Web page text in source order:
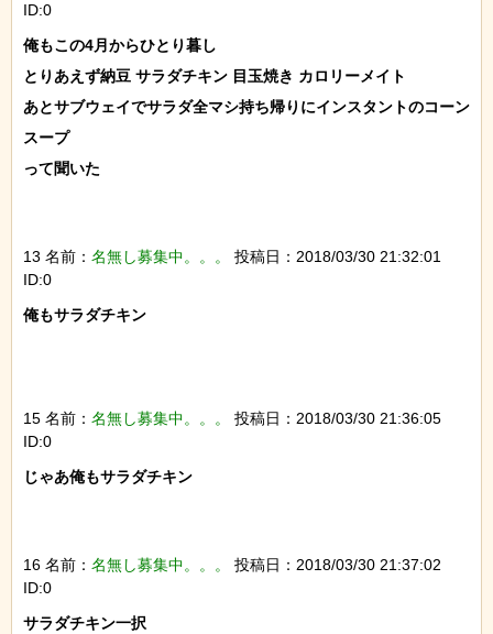
ID:0
俺もこの4月からひとり暮し
とりあえず納豆 サラダチキン 目玉焼き カロリーメイト
あとサブウェイでサラダ全マシ持ち帰りにインスタントのコーン
スープ
って聞いた
13 名前： 名無し募集中。。。
投稿日：2018/03/30 21:32:01
ID:0
俺もサラダチキン
15 名前： 名無し募集中。。。
投稿日：2018/03/30 21:36:05
ID:0
じゃあ俺もサラダチキン
16 名前： 名無し募集中。。。
投稿日：2018/03/30 21:37:02
ID:0
サラダチキン一択